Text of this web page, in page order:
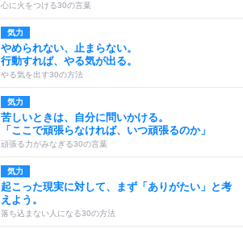
心に火をつける30の言葉
気力
やめられない、止まらない。
行動すれば、やる気が出る。
やる気を出す30の方法
気力
苦しいときは、自分に問いかける。
「ここで頑張らなければ、いつ頑張るのか」
頑張る力がみなぎる30の言葉
気力
起こった現実に対して、まず「ありがたい」と考
えよう。
落ち込まない人になる30の方法